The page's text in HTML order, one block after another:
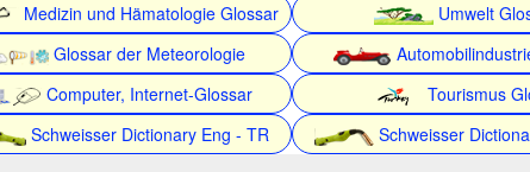
Medizin und Hämatologie Glossar Umwelt
Glossar der Meteorologie
Computer, Internet-Glossar Tourismus
Schweisser Dictionary Eng - TR Schweisser